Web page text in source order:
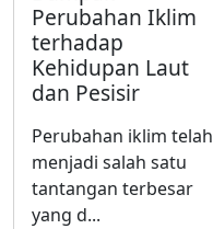
Perubahan Iklim
terhadap
Kehidupan Laut
dan Pesisir
Perubahan iklim telah
menjadi salah satu
tantangan terbesar
yang d...